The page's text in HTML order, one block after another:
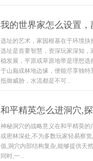
我的世界家怎么设置
选址的艺术，家园根基在于环境
选址是首要智慧，资深玩家深知
稳发展，平原或草原地带是理想
于山巅或林地边缘，便能尽享独
抵御威胁，水流都是不可...
和平精英怎么进洞穴,
神秘洞穴的战略意义在和平精英
或密林深处,不为多数玩家轻易察
值,洞穴内部结构复杂,能够提供天
同时,一...